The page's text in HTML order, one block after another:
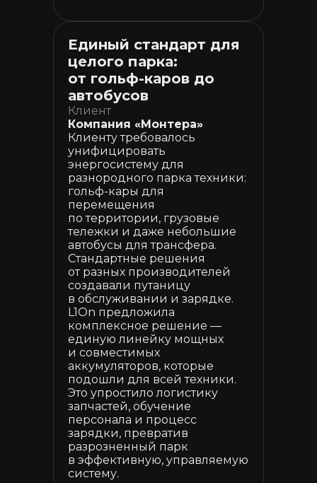
Единый стандарт для
целого парка:
от гольф-каров до
автобусов
Клиент
Компания «Монтера»
Клиенту требовалось
унифицировать
энергосистему для
разнородного парка техники:
гольф-кары для
перемещения
по территории, грузовые
тележки и даже небольшие
автобусы для трансфера.
Стандартные решения
от разных производителей
создавали путаницу
в обслуживании и зарядке.
L1On предложила
комплексное решение —
единую линейку мощных
и совместимых
аккумуляторов, которые
подошли для всей техники.
Это упростило логистику
запчастей, обучение
персонала и процесс
зарядки, превратив
разрозненный парк
в эффективную, управляемую
систему.